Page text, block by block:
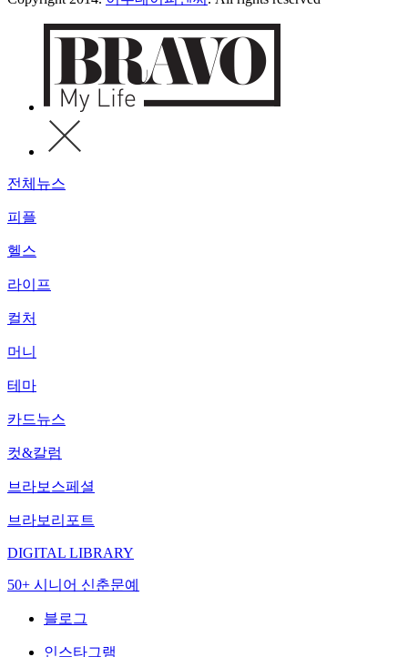
전체뉴스
피플
헬스
라이프
컬처
머니
테마
카드뉴스
컷&칼럼
브라보스페셜
브라보리포트
DIGITAL LIBRARY
50+ 시니어 신춘문예
블로그
인스타그램